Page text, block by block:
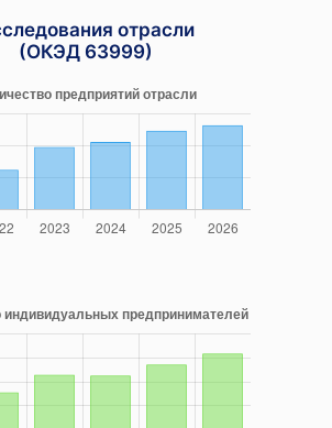
отрасли
(ОКЭД 63999)